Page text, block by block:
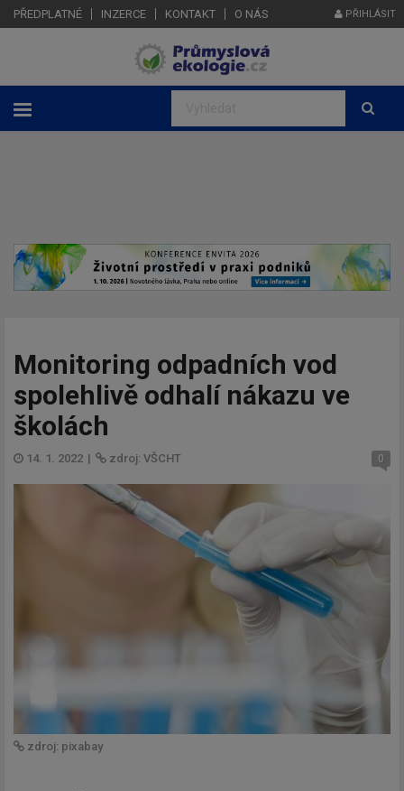
PŘEDPLATNÉ INZERCE KONTAKT O NÁS PŘIHLÁSIT
Monitoring odpadních vod
spolehlivě odhalí nákazu ve
školách
14. 1. 2022 | zdroj: VŠCHT 0
zdroj: pixabay